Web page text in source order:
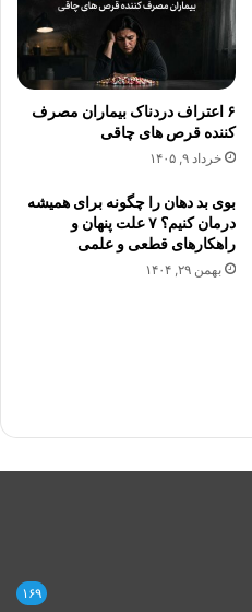
۶ اعتراف دردناک بیماران مصرف
کننده قرص های چاقی
خرداد ۹, ۱۴۰۵
بوی بد دهان را چگونه برای همیشه
درمان کنیم؟ ۷ علت پنهان و
راهکارهای قطعی و علمی
بهمن ۲۹, ۱۴۰۴
۱۶۹